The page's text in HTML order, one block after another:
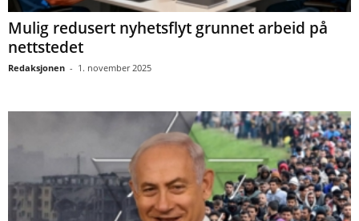
Mulig redusert nyhetsflyt grunnet arbeid på
nettstedet
Redaksjonen - 1. november 2025